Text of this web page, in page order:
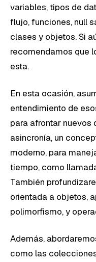
variables, tipos de
flujo, funciones, null
clases y objetos. Si
recomendamos que
esta.
En esta ocasión,
entendimiento de
para afrontar nuevos
asincronía, un
moderno, para
tiempo, como
También
orientada a objetos,
polimorfismo, y
Además,
como las